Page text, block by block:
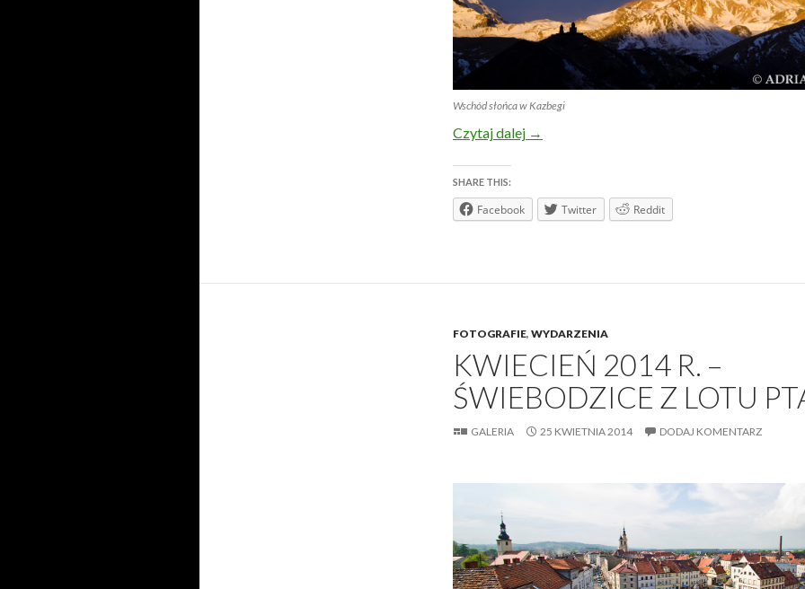
Wschód słońca w Kazbegi
Czytaj dalej Gruzja, relacja z wyprawy. Góry! Kazbegi –
→
SHARE THIS:
Facebook Twitter Reddit
FOTOGRAFIE, WYDARZENIA
KWIECIEŃ 2014 R. –
ŚWIEBODZICE Z LOTU
GALERIA 25 KWIETNIA 2014 DODAJ KOMENTARZ